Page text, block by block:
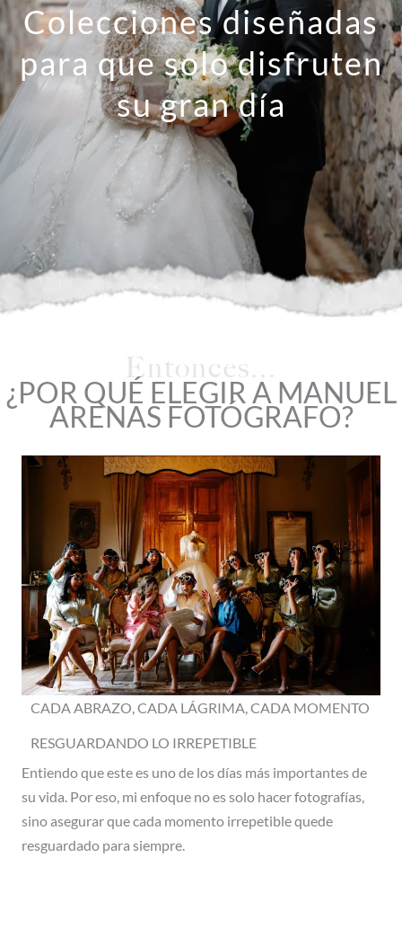
Colecciones diseñadas
para que solo disfruten
su gran día
Entonces...
¿POR QUÉ ELEGIR A MANUEL
ARENAS FOTÓGRAFO?
CADA ABRAZO, CADA LÁGRIMA, CADA MOMENTO
RESGUARDANDO LO IRREPETIBLE
Entiendo que este es uno de los días más importantes de
su vida. Por eso, mi enfoque no es solo hacer fotografías,
sino asegurar que cada momento irrepetible quede
resguardado para siempre.